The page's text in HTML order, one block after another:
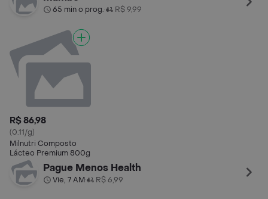
65 min o prog.• R$ 9,99
R$ 86,98
(0.11/g)
Milnutri Composto
Lácteo Premium 800g
Pague Menos Health
Vie, 7 AM• R$ 6,99